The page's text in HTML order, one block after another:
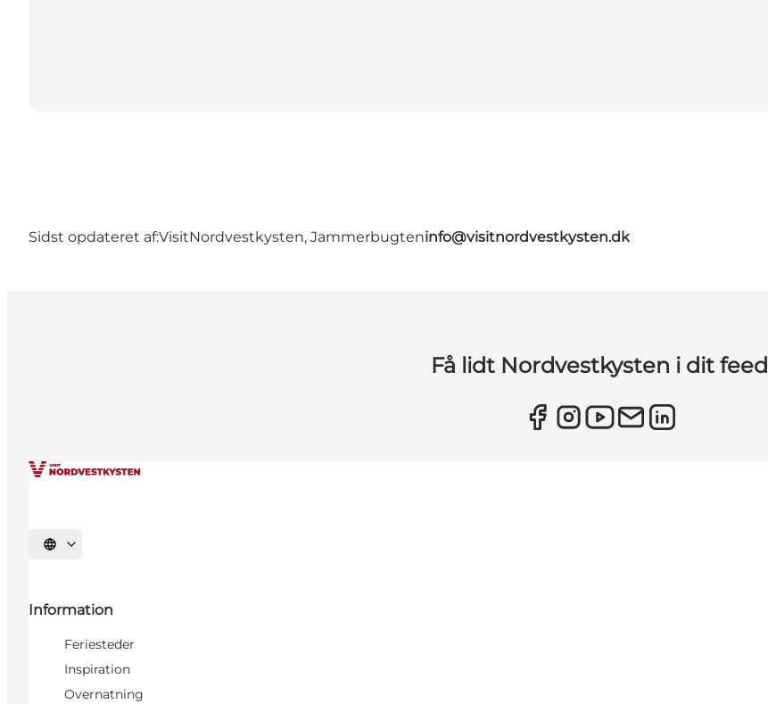
Sidst opdateret af:VisitNordvestkysten, Jammerbugteninfo@visitnordvestkysten.dk
Få lidt Nordvestkysten i dit feed
Vælg sprog
Information
Feriesteder
Inspiration
Overnatning